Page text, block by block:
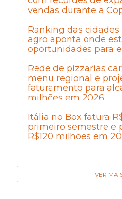
vendas durante a
Ranking das cidades
agro aponta onde
oportunidades para
Rede de pizzarias
menu regional e
faturamento para
milhões em 2026
Itália no Box fatura
primeiro semestre e
R$120 milhões em
VER